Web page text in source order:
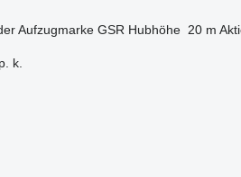
Aufzugmarke GSR Hubhöhe 20 m
k.